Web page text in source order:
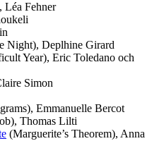
Fehner
Night), Deplhine Girard
Year), Eric Toledano och
Simon
Emmanuelle Bercot
Thomas Lilti
(Marguerite’s Theorem), Anna